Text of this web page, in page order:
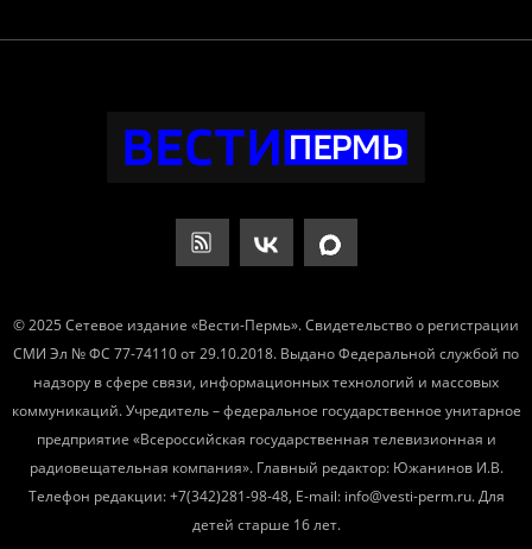
© 2025 Сетевое издание «Вести-Пермь». Свидетельство о регистрации
СМИ Эл № ФС 77-74110 от 29.10.2018. Выдано Федеральной службой по
надзору в сфере связи, информационных технологий и массовых
коммуникаций. Учредитель – федеральное государственное унитарное
предприятие «Всероссийская государственная телевизионная и
радиовещательная компания». Главный редактор: Южанинов И.В.
Телефон редакции: +7(342)281-98-48, E-mail: info@vesti-perm.ru. Для
детей старше 16 лет.